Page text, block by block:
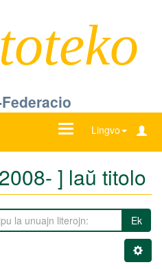
Lingvo
Ŝanĝu
] laŭ titolo
Ek